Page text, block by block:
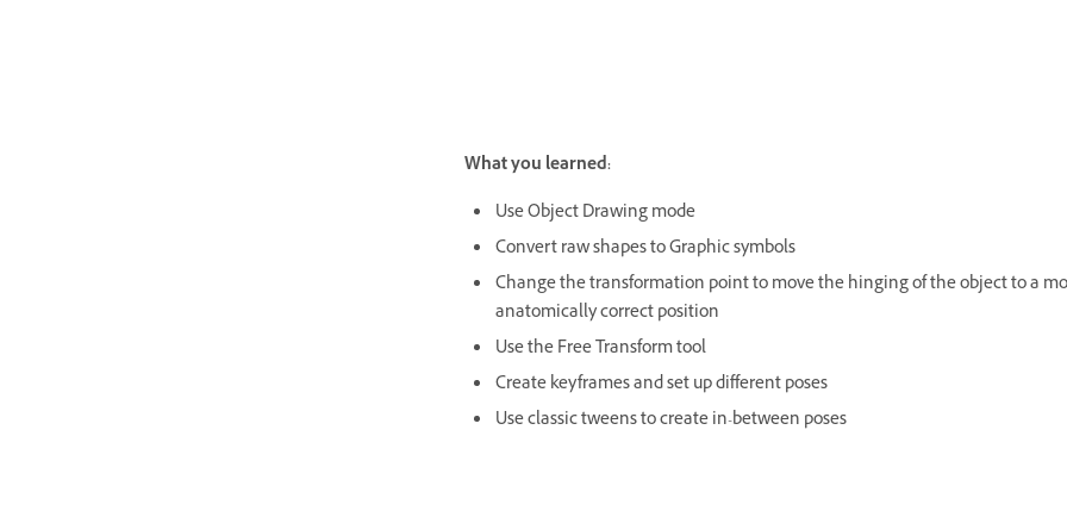
What you learned:
Use Object Drawing mode
Convert raw shapes to Graphic symbols
Change the transformation point to move the hinging of the object to a
anatomically correct position
Use the Free Transform tool
Create keyframes and set up different poses
Use classic tweens to create in-between poses